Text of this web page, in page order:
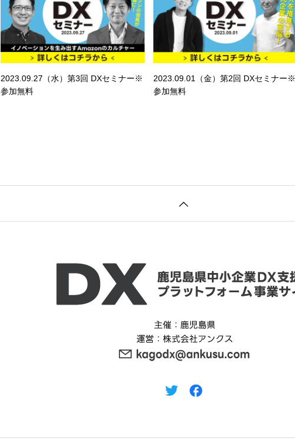
2023.09.27（水）第3回 DXセミナー※
参加無料
2023.09.01（金）第2回 DXセミナー※
参加無料